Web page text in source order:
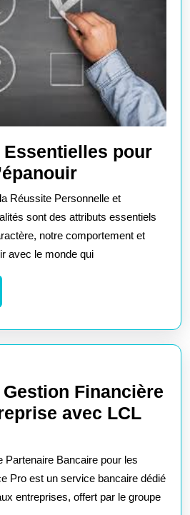
Essentielles pour
Les
Qualités
Essentielles
pour
Réussir
Réussite Personnelle et
sont des attributs essentiels
notre comportement et
avec le monde qui
Financière
avec LCL
Partenaire Bancaire pour les
Pro est un service bancaire dédié
entreprises, offert par le groupe